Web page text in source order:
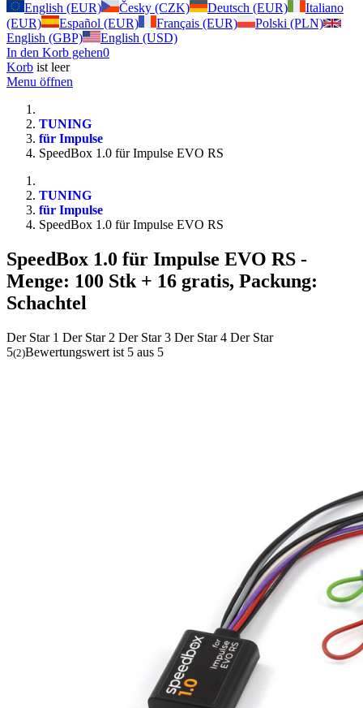
English (EUR)
Česky (CZK) Deutsch (EUR)
Italiano
(EUR)
Español (EUR) Français (EUR)
Polski (PLN)
English (GBP)
English (USD)
In den Korb gehen0
Korb ist leer
Menu öffnen
TUNING
für Impulse
SpeedBox 1.0 für Impulse EVO RS
TUNING
für Impulse
SpeedBox 1.0 für Impulse EVO RS
SpeedBox 1.0 für Impulse EVO RS -
Menge: 100 Stk + 16 gratis, Packung:
Schachtel
Der Star 1 Der Star 2 Der Star 3 Der Star 4 Der Star
5(2)Bewertungswert ist 5 aus 5